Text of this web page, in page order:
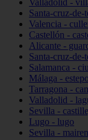
Valladolid -
Santa-cruz-de-
Valencia -
Castellón -
Alicante -
Santa-cruz-de-
Salamanca -
Málaga -
Tarragona -
Valladolid -
Sevilla -
Lugo - lugo
Sevilla -